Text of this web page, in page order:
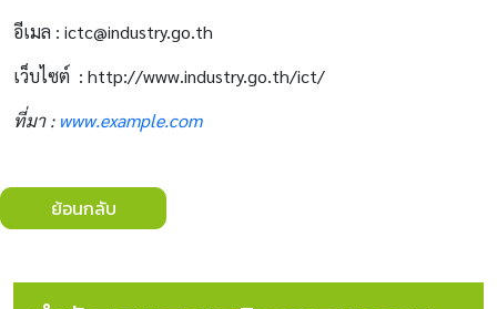
อีเมล : ictc@industry.go.th
เว็บไซต์ : http://www.industry.go.th/ict/
ที่มา : www.example.com
ย้อนกลับ